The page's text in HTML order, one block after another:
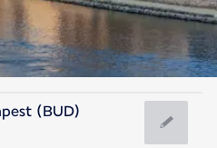
(BUD)